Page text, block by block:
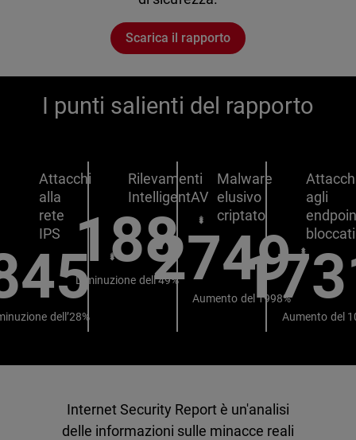
Scarica il rapporto
I punti salienti del rapporto
Attacchi
alla
rete
IPS
dell’28%
Rilevamenti
IntelligentAV
188
Diminuzione dell’49%
Malware
elusivo
criptato
2749
Aumento del 1998%
agli
bloccati
Aumento del
Internet Security Report è un'analisi
delle informazioni sulle minacce reali